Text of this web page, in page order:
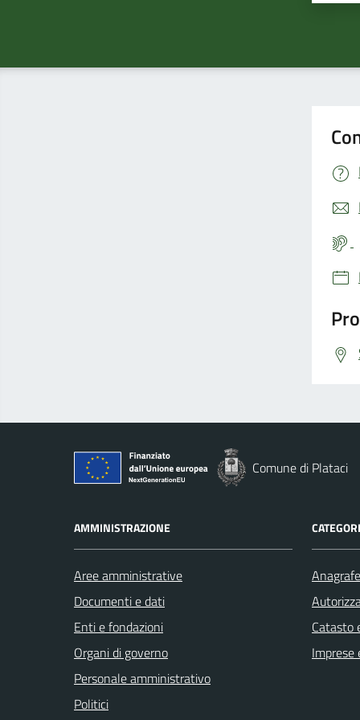
Comune di Plataci
AMMINISTRAZIONE
Aree amministrative
Documenti e dati
Enti e fondazioni
Organi di governo
Personale amministrativo
Politici
Catasto
Imprese